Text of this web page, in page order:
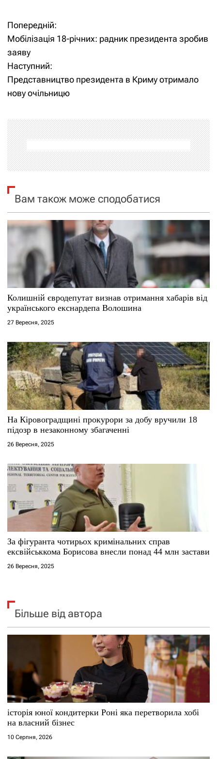
Н
а
в
і
а
ц
і
я
з
а
и
с
і
в
Попередній:
Мобілізація 18-річних: радник президента зробив
заяву
Наступний:
Представництво президента в Криму отримало
нову очільницю
Вам також може сподобатися
Колишній євродепутат визнав отримання хабарів від
українського екснардепа Волошина
27 Вересня, 2025
На Кіровоградщині прокурори за добу вручили 18
підозр в незаконному збагаченні
26 Вересня, 2025
За фігуранта чотирьох кримінальних справ
ексвійськкома Борисова внесли понад 44 млн застави
26 Вересня, 2025
Більше від автора
історія юної кондитерки Роні яка перетворила хобі
на власний бізнес
10 Серпня, 2026